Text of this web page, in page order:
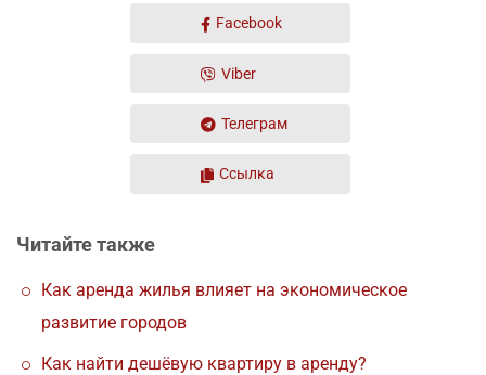
Facebook
Viber
Телеграм
Ссылка
Читайте также
Как аренда жилья влияет на экономическое
развитие городов
Как найти дешёвую квартиру в аренду?